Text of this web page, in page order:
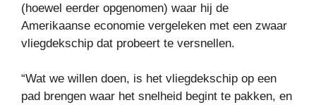
(hoewel eerder opgenomen) waar hij de
Amerikaanse economie vergeleken met een zwaar
vliegdekschip dat probeert te versnellen.
“Wat we willen doen, is het vliegdekschip op een
pad brengen waar het snelheid begint te pakken, en